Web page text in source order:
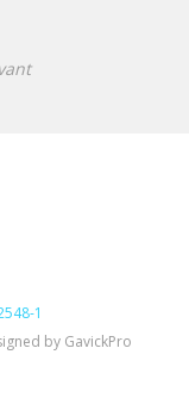
1
by GavickPro